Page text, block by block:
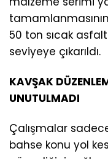
50 ton sıcak
seviyeye çıkarıldı.
KAVŞAK
UNUTULMADI
Çalışmalar sadece
bahse konu yol